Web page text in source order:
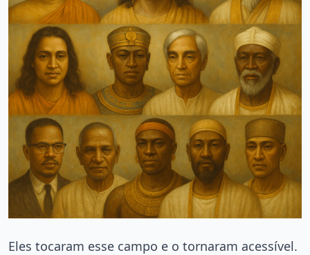
Eles tocaram esse campo e o tornaram acessível.